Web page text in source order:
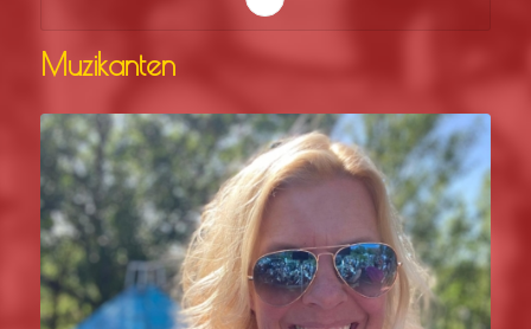
Muzikanten